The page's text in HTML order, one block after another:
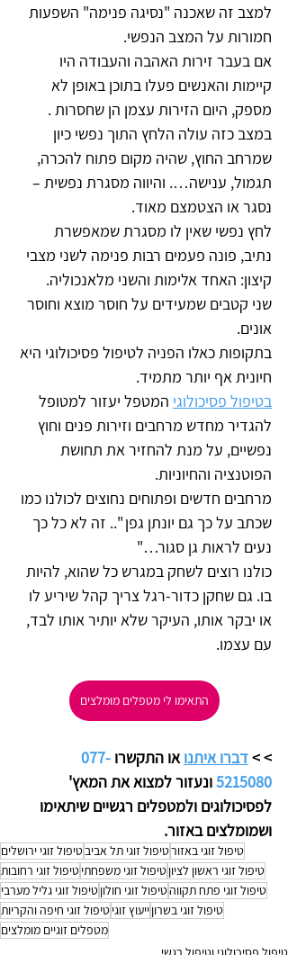
למצב זה שאכנה "נסיגה פנימה" השפעות
חמורות על המצב הנפשי.
אם בעבר זירות האהבה והעבודה היו
קיימות והאנשים פעלו בתוכן באופן לא
מספק, היום הזירות עצמן הן שחסרות .
במצב כזה עולה הלחץ התוך נפשי כיון
שמרחב החוץ, שהיה מקום פתוח להכרה,
תגמול, ענישה…. והיווה מסגרת נפשית –
נסגר או הצטמצם מאוד.
לחץ נפשי שאין לו מסגרת שמאפשרת
נתיב, פונה פעמים רבות פנימה לשני מצבי
קיצון: האחד אלימות והשני מלאנכוליה.
שני קטבים שמעידים על חוסר מוצא וחוסר
אונים.
בתקופות כאלו הפניה לטיפול פסיכולוגי היא
חיונית אף יותר מתמיד.
בטיפול פסיכולוגי המטפל יעזור למטופל
להגדיר מחדש מרחבים וזירות פנים וחוץ
נפשיים, על מנת להחזיר את תחושת
הפוטנציה והחיוניות.
מרחבים חדשים ופתוחים נחוצים לכולנו כמו
שכתב על כך גם יונתן גפן ".. זה לא כל כך
נעים לראות גן סגור…"
כולנו רוצים לשחק במגרש כל שהוא, להיות
בו. גם שחקן כדור-רגל צריך קהל שיריע לו
או יבקר אותו, העיקר שלא יותיר אותו לבד,
עם עצמו.
התאימו לי מטפלים מומלצים
>
> דברו איתנו או התקשרו 077-
5215080 ונעזור למצוא את המאץ'
לפסיכולוגים ולמטפלים רגשיים שיתאימו
ושמומלצים באזור.
טיפול זוגי באזורטיפול זוגי תל אביבטיפול זוגי ירושלים
טיפול זוגי ראשון לציוןטיפול זוגי משפחתיטיפול זוגי רחובות
טיפול זוגי פתח תקווהטיפול זוגי חולוןטיפול זוגי גליל מערבי
טיפול זוגי בשרוןייעוץ זוגיטיפול זוגי חיפה והקריות
מטפלים זוגיים מומלצים